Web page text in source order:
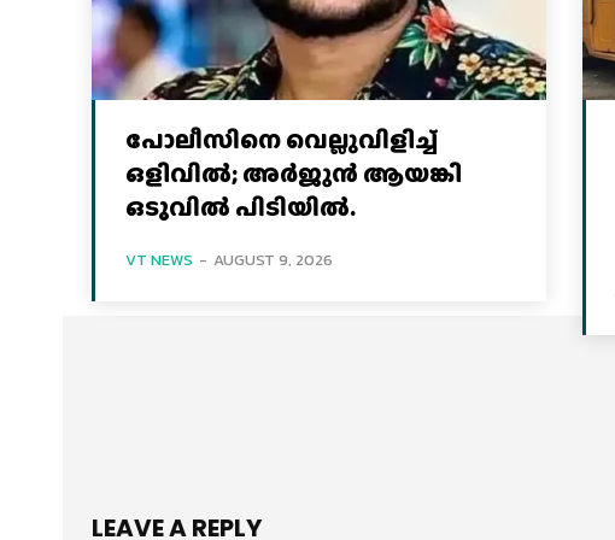
പോലീസിനെ വെല്ലുവിളിച്ച്‌
ഒളിവില്‍; അര്‍ജുന്‍ ആയങ്കി
ഒടുവില്‍ പിടിയില്‍.
VT NEWS - AUGUST 9, 2026
LEAVE A REPLY